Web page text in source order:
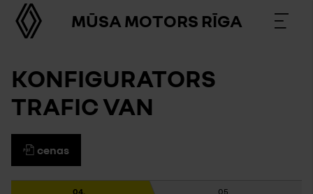
MŪSA MOTORS RĪGA
KONFIGURATORS
TRAFIC VAN
cenas